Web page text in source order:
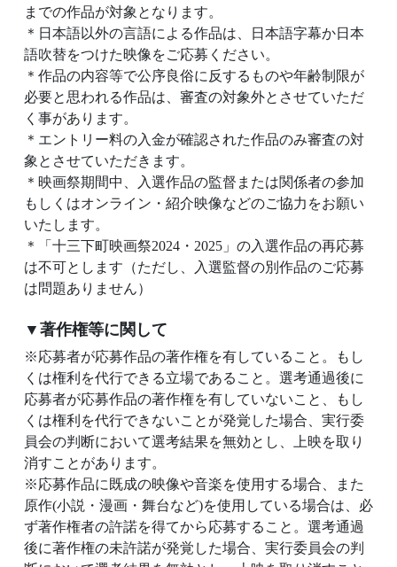
までの作品が対象となります。
＊日本語以外の言語による作品は、日本語字幕か日本
語吹替をつけた映像をご応募ください。
＊作品の内容等で公序良俗に反するものや年齢制限が
必要と思われる作品は、審査の対象外とさせていただ
く事があります。
＊エントリー料の入金が確認された作品のみ審査の対
象とさせていただきます。
＊映画祭期間中、入選作品の監督または関係者の参加
もしくはオンライン・紹介映像などのご協力をお願い
いたします。
＊「十三下町映画祭2024・2025」の入選作品の再応募
は不可とします（ただし、入選監督の別作品のご応募
は問題ありません）
▼著作権等に関して
※応募者が応募作品の著作権を有していること。もし
くは権利を代行できる立場であること。選考通過後に
応募者が応募作品の著作権を有していないこと、もし
くは権利を代行できないことが発覚した場合、実行委
員会の判断において選考結果を無効とし、上映を取り
消すことがあります。
※応募作品に既成の映像や音楽を使用する場合、また
原作(小説・漫画・舞台など)を使用している場合は、必
ず著作権者の許諾を得てから応募すること。選考通過
後に著作権の未許諾が発覚した場合、実行委員会の判